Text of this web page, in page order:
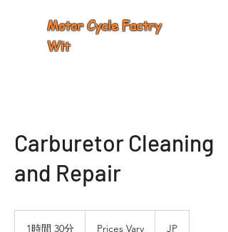
Motor Cycle Factry
Wit
Carburetor Cleaning
and Repair
1時間 30分 Prices Vary JP